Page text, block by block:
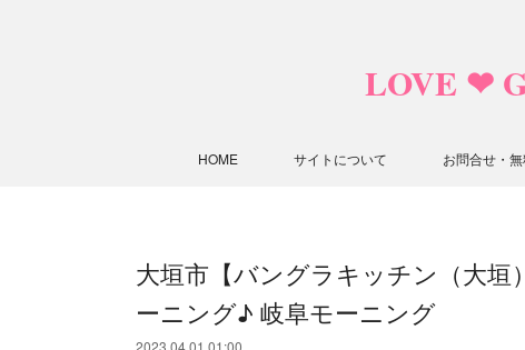
LOVE ❤
HOME サイトについて お問合せ・
大垣市【バングラキッチン（大
ーニング♪ 岐阜モーニング
2023.04.01 01:00